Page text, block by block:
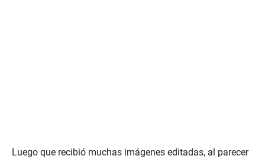
Luego que recibió muchas imágenes editadas, al parecer